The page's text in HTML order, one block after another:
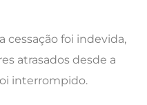
cessação foi indevida,
atrasados desde a
interrompido.